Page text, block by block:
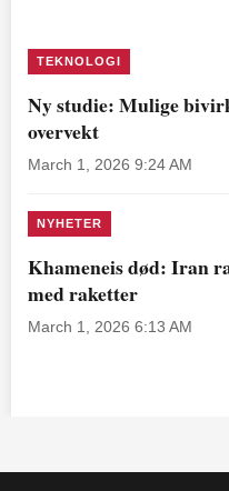
TEKNOLOGI
Ny studie: Mulige
overvekt
March 1, 2026 9:24 AM
NYHETER
Khameneis død: Iran
med raketter
March 1, 2026 6:13 AM